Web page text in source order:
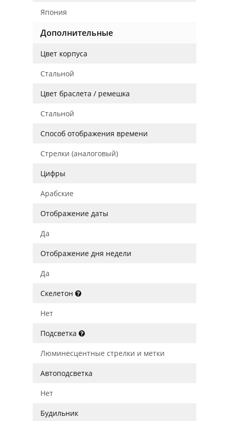
Япония
Дополнительные
Цвет корпуса
Стальной
Цвет браслета / ремешка
Стальной
Способ отображения времени
Стрелки (аналоговый)
Цифры
Арабские
Отображение даты
Да
Отображение дня недели
Да
Скелетон
Нет
Подсветка
Люминесцентные стрелки и метки
Автоподсветка
Нет
Будильник